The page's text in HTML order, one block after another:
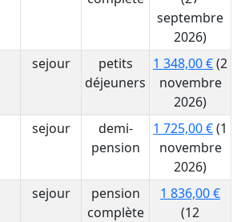
septembre
2026)
sejour
petits
déjeuners
1 348,00 €(2
novembre
2026)
sejour
demi-
pension
1 725,00 €(1
novembre
2026)
sejour
pension
complète
1 836,00 €
(12